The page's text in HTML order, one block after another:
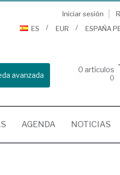
Iniciar sesión
ES
EUR ESPAÑA
avanzada
0 artículos
0
AGENDA NOTICIAS